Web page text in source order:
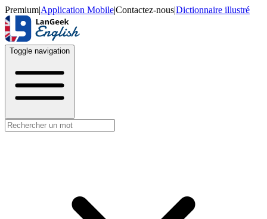
Premium|Application Mobile|Contactez-nous|Dictionnaire illustré
Toggle navigation